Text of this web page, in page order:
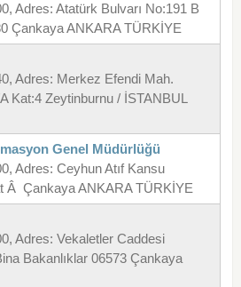
Adres: Atatürk Bulvarı No:191 B
Çankaya ANKARA TÜRKİYE
Adres: Merkez Efendi Mah.
Kat:4 Zeytinburnu / İSTANBUL
Genel Müdürlüğü
Adres: Ceyhun Atıf Kansu
Â Çankaya ANKARA TÜRKİYE
Adres: Vekaletler Caddesi
Bakanlıklar 06573 Çankaya